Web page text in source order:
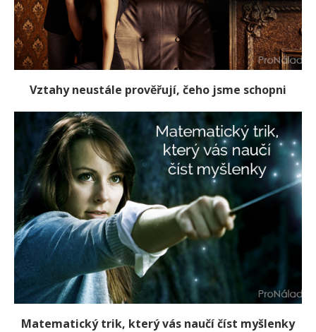
Vztahy neustále prověřují, čeho jsme schopni
Matematický trik, který vás naučí číst myšlenky